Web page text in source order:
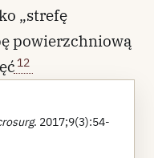
„strefę
powierzchniową
12
. 2017;9(3):54-